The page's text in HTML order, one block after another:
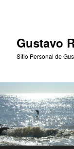
Gustavo
Sitio Personal de